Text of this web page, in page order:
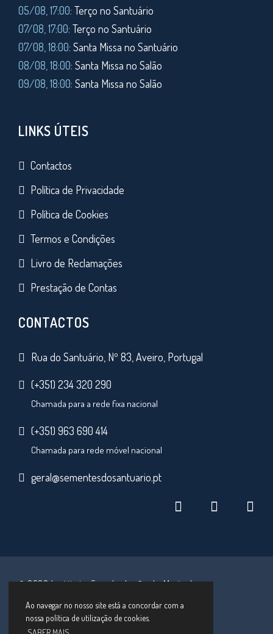
Ao navegar no nosso site está a concordar com a
nossa política de utilização de cookies.
05/08, 17:00: Terço no Santuário
07/08, 17:00: Terço no Santuário
07/08, 18:00: Santa Missa no Santuário
08/08, 18:00: Santa Missa no Salão
09/08, 18:00: Santa Missa no Salão
LINKS ÚTEIS
Contactos
Política de Privacidade
Política de Cookies
Termos e Condições
Livro de Reclamações
Prestação de Contas
CONTACTOS
Rua do Santuário, Nº 83, Aveiro, Portugal
(+351) 234 320 290
Chamada para a rede fixa nacional
(+351) 963 690 414
Chamada para rede móvel nacional
geral@sementesdosantuario.pt
© 2026 Instituto Secular Irmãs de Maria de
Schoenstatt
desenvolvido porMacro Makers